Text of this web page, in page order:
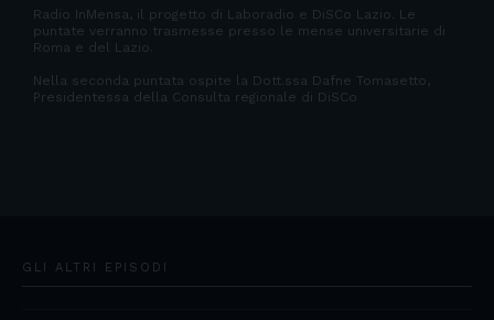
Radio InMensa, il progetto di Laboradio e DiSCo Lazio. Le
puntate verranno trasmesse presso le mense universitarie di
Roma e del Lazio.
Nella seconda puntata ospite la Dott.ssa Dafne Tomasetto,
Presidentessa della Consulta regionale di DiSCo
GLI ALTRI EPISODI